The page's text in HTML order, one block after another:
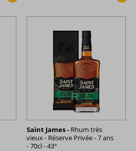
Saint James - Rhum très
vieux - Réserve Privée - 7 ans
- 70cl - 43°